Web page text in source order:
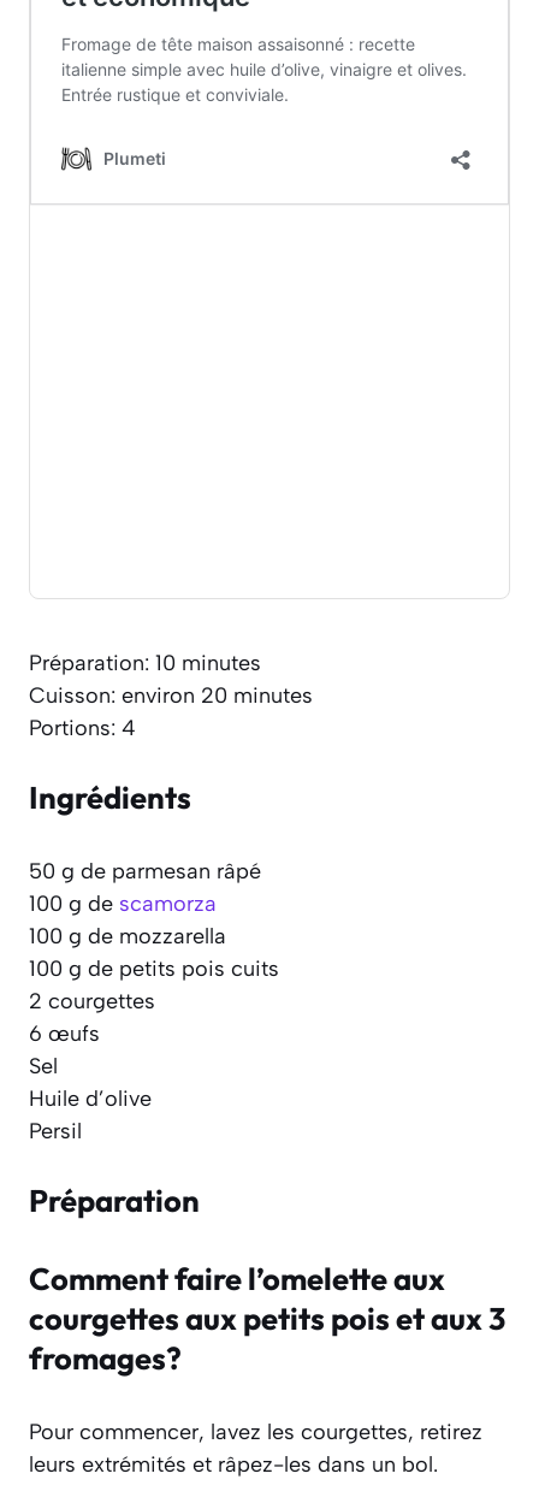
Préparation: 10 minutes
Cuisson: environ 20 minutes
Portions: 4
Ingrédients
50 g de parmesan râpé
100 g de scamorza
100 g de mozzarella
100 g de petits pois cuits
2 courgettes
6 œufs
Sel
Huile d’olive
Persil
Préparation
Comment faire l’omelette aux
courgettes aux petits pois et aux 3
fromages?
Pour commencer, lavez les courgettes, retirez
leurs extrémités et râpez-les dans un bol.